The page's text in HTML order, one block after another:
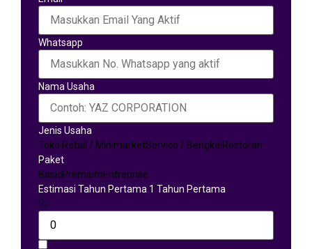
Whatsapp
Nama Usaha
Jenis Usaha
Toko Retail / MinimarketService / Bengkel Restoran
Paket
BasicPremiumEntreprise
Estimasi Tahun Pertama 1 Tahun Pertama
Rp